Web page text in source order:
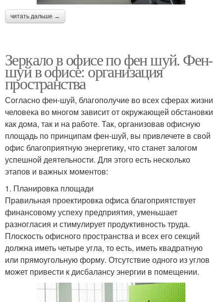
читать дальше →
Зеркало в офисе по фен шуй. Фен-
шуй в офисе: организация
пространства
Согласно фен-шуй, благополучие во всех сферах жизни
человека во многом зависит от окружающей обстановки
как дома, так и на работе. Так, организовав офисную
площадь по принципам фен-шуй, вы привлечете в свой
офис благоприятную энергетику, что станет залогом
успешной деятельности. Для этого есть несколько
этапов и важных моментов:
1. Планировка площади
Правильная проектировка офиса благоприятствует
финансовому успеху предприятия, уменьшает
разногласия и стимулирует продуктивность труда.
Плоскость офисного пространства и всех его секций
должна иметь четыре угла, то есть, иметь квадратную
или прямоугольную форму. Отсутствие одного из углов
может привести к дисбалансу энергии в помещении.